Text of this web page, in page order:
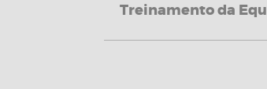
Treinamento da